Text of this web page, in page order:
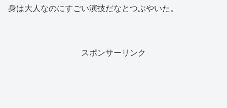
身は大人なのにすごい演技だなとつぶやいた。
スポンサーリンク